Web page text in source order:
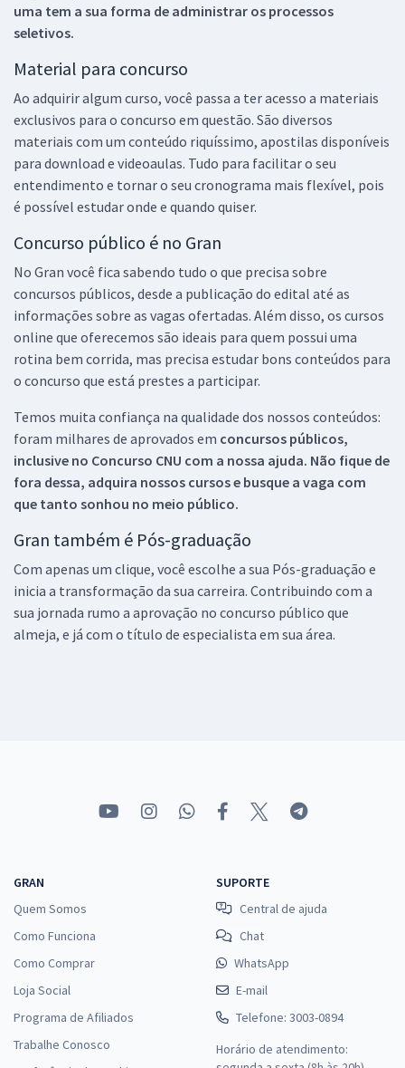
uma tem a sua forma de administrar os processos
seletivos.
Material para concurso
Ao adquirir algum curso, você passa a ter acesso a materiais
exclusivos para o concurso em questão. São diversos
materiais com um conteúdo riquíssimo, apostilas disponíveis
para download e videoaulas. Tudo para facilitar o seu
entendimento e tornar o seu cronograma mais flexível, pois
é possível estudar onde e quando quiser.
Concurso público é no Gran
No Gran você fica sabendo tudo o que precisa sobre
concursos públicos, desde a publicação do edital até as
informações sobre as vagas ofertadas. Além disso, os cursos
online que oferecemos são ideais para quem possui uma
rotina bem corrida, mas precisa estudar bons conteúdos para
o concurso que está prestes a participar.
Temos muita confiança na qualidade dos nossos conteúdos:
foram milhares de aprovados em concursos públicos,
inclusive no Concurso CNU com a nossa ajuda. Não fique de
fora dessa, adquira nossos cursos e busque a vaga com
que tanto sonhou no meio público.
Gran também é Pós-graduação
Com apenas um clique, você escolhe a sua Pós-graduação e
inicia a transformação da sua carreira. Contribuindo com a
sua jornada rumo a aprovação no concurso público que
almeja, e já com o título de especialista em sua área.
GRAN
Quem Somos
Como Funciona
Como Comprar
Loja Social
Programa de Afiliados
Trabalhe Conosco
SUPORTE
Central de ajuda
Chat
WhatsApp
E-mail
Telefone: 3003-0894
Horário de atendimento: